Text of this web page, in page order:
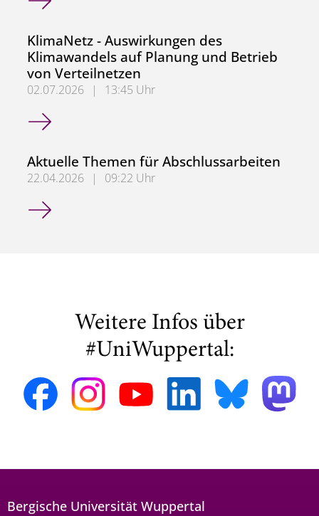
KlimaNetz - Auswirkungen des
Klimawandels auf Planung und Betrieb
von Verteilnetzen
02.07.2026 |
13:45 Uhr
KlimaNetz - Auswirkungen des Klimawandels auf
Aktuelle Themen für Abschlussarbeiten
22.04.2026 |
09:22 Uhr
Aktuelle Themen für Abschlussarbeiten
Weitere Infos über
#UniWuppertal:
Bergische Universität Wuppertal